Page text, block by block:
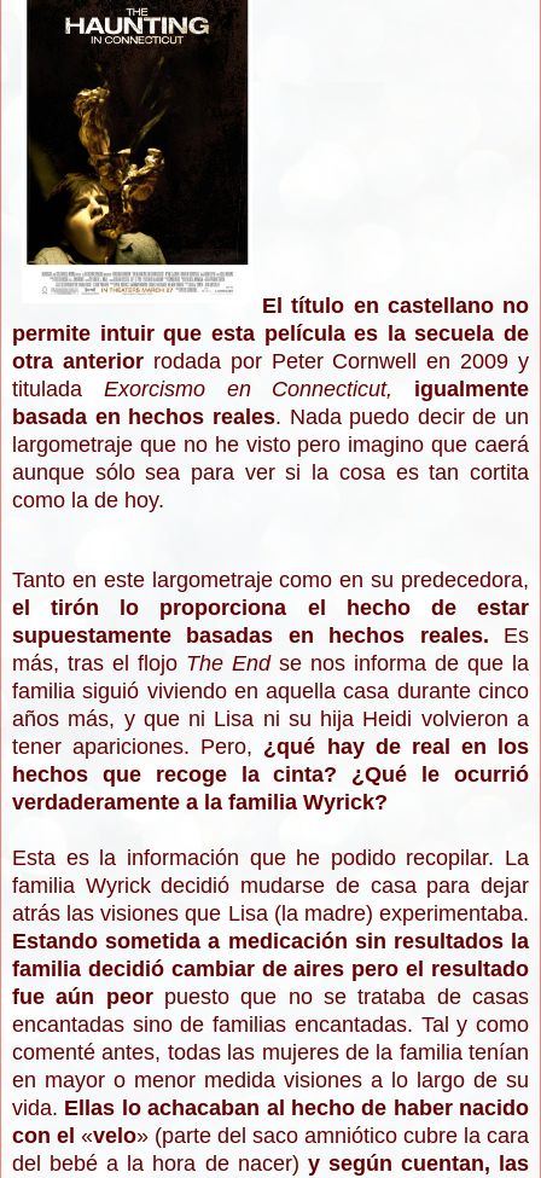
El título en castellano no
permite intuir que esta película es la secuela de
otra anteriorrodada por Peter Cornwell en 2009 y
titulada Exorcismo en Connecticut,
igualmente
basada en hechos reales. Nada puedo decir de un
largometraje que no he visto pero imagino que caerá
aunque sólo sea para ver si la cosa es tan cortita
como la de hoy.
Tanto en este largometraje como en su predecedora,
el tirón lo proporciona el hecho de estar
supuestamente basadas en hechos reales. Es
más, tras el flojo The Endse nos informa de que la
familia siguió viviendo en aquella casa durante cinco
años más, y que ni Lisa ni su hija Heidi volvieron a
tener apariciones. Pero, ¿qué hay de real en los
hechos que recoge la cinta? ¿Qué le ocurrió
verdaderamente a la familia Wyrick?
Esta es la información que he podido recopilar. La
familia Wyrick decidió mudarse de casa para dejar
atrás las visiones que Lisa (la madre) experimentaba.
Estando sometida a medicación sin resultados la
familia decidió cambiar de aires pero el resultado
fue aún peorpuesto que no se trataba de casas
encantadas sino de familias encantadas. Tal y como
comenté antes, todas las mujeres de la familia tenían
en mayor o menor medida visiones a lo largo de su
vida. Ellas lo achacaban al hecho de haber nacido
con el «velo» (parte del saco amniótico cubre la cara
del bebé a la hora de nacer) y según cuentan, las